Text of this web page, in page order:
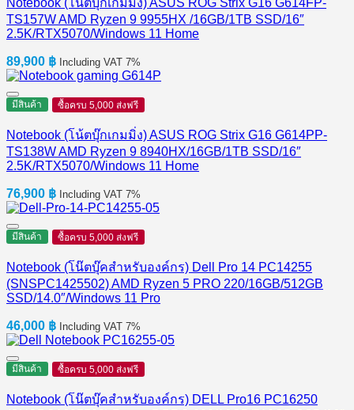
Notebook (โน้ตบุ๊กเกมมิ่ง) ASUS ROG Strix G16 G614FP-
TS157W AMD Ryzen 9 9955HX /16GB/1TB SSD/16″
2.5K/RTX5070/Windows 11 Home
89,900 ฿ Including VAT 7%
มีสินค้า ซื้อครบ 5,000 ส่งฟรี
Notebook (โน้ตบุ๊กเกมมิ่ง) ASUS ROG Strix G16 G614PP-
TS138W AMD Ryzen 9 8940HX/16GB/1TB SSD/16″
2.5K/RTX5070/Windows 11 Home
76,900 ฿ Including VAT 7%
มีสินค้า ซื้อครบ 5,000 ส่งฟรี
Notebook (โน๊ตบุ๊คสำหรับองค์กร) Dell Pro 14 PC14255
(SNSPC1425502) AMD Ryzen 5 PRO 220/16GB/512GB
SSD/14.0″/Windows 11 Pro
46,000 ฿ Including VAT 7%
มีสินค้า ซื้อครบ 5,000 ส่งฟรี
Notebook (โน๊ตบุ๊คสำหรับองค์กร) DELL Pro16 PC16250